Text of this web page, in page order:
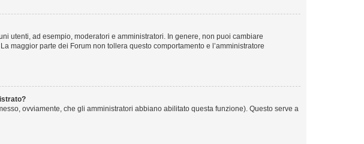
utenti, ad esempio, moderatori e amministratori. In genere, non puoi cambiare
maggior parte dei Forum non tollera questo comportamento e l’amministratore
ovviamente, che gli amministratori abbiano abilitato questa funzione). Questo serve a